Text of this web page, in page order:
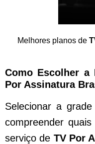
Melhores planos de
Como Escolher a
Por Assinatura
Selecionar a
compreender
serviço de TV Por